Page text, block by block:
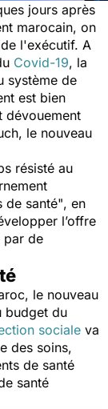
jours après
marocain, on
l'exécutif. A
Covid-19, la
système de
est bien
dévouement
le nouveau
résisté au
de santé", en
l’offre
par de
le nouveau
budget du
sociale va
des soins,
de santé
santé